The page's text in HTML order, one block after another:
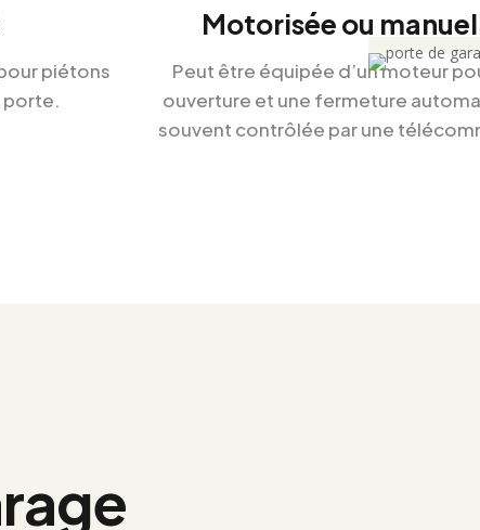
piétons
porte.
Motorisée ou
Peut être équipée d’un moteur
ouverture et une fermeture
souvent contrôlée par une